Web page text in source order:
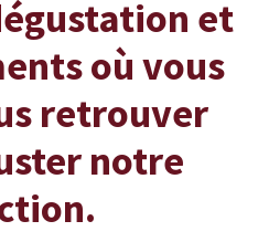
et
où vous
retrouver
notre